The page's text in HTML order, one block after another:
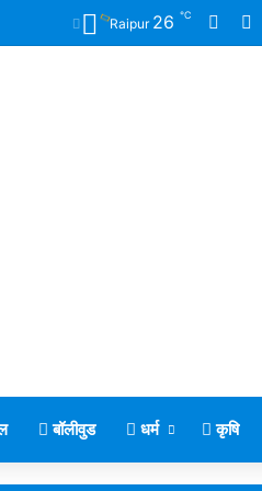
Raipur 26 ℃
बॉलीवुड धर्म कृषि